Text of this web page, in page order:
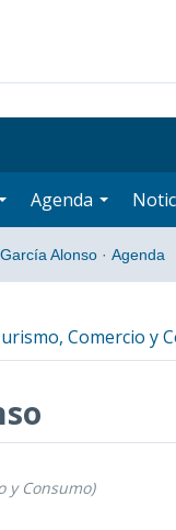
Agenda
Alonso · Agenda
Comercio y
y Consumo)